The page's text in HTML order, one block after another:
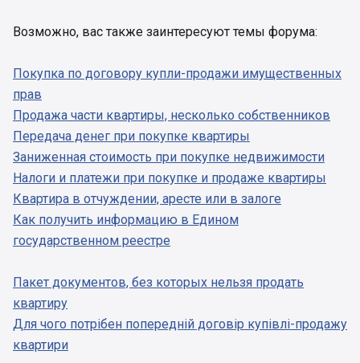
Возможно, вас также заинтересуют темы форума:
Покупка по договору купли-продажи имущественных
прав
Продажа части квартиры, несколько собственников
Передача денег при покупке квартиры
Заниженная стоимость при покупке недвижимости
Налоги и платежи при покупке и продаже квартиры
Квартира в отчуждении, аресте или в залоге
Как получить информацию в Едином
государственном реестре
Пакет документов, без которых нельзя продать
квартиру
Для чого потрібен попередній договір купівлі-продажу
квартири